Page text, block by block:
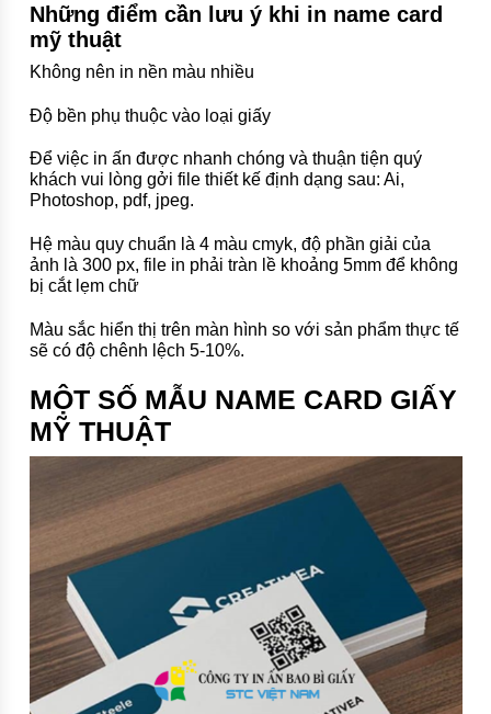
Những điểm cần lưu ý khi in name card
mỹ thuật
Không nên in nền màu nhiều
Độ bền phụ thuộc vào loại giấy
Để việc in ấn được nhanh chóng và thuận tiện quý
khách vui lòng gởi file thiết kế định dạng sau: Ai,
Photoshop, pdf, jpeg.
Hệ màu quy chuẩn là 4 màu cmyk, độ phần giải của
ảnh là 300 px, file in phải tràn lề khoảng 5mm để không
bị cắt lẹm chữ
Màu sắc hiển thị trên màn hình so với sản phẩm thực tế
sẽ có độ chênh lệch 5-10%.
MỘT SỐ MẪU NAME CARD GIẤY
MỸ THUẬT